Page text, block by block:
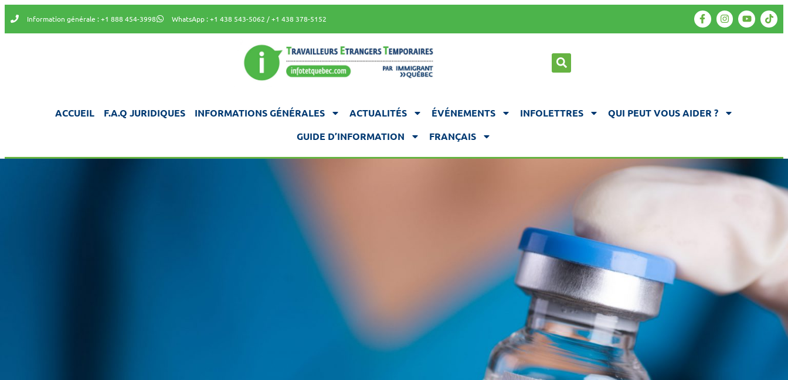
Information générale : +1 888 454-3998 WhatsApp : +1 438 543-5062 / +1 438 378-5152
ACCUEIL F.A.Q JURIDIQUES INFORMATIONS GÉNÉRALES ACTUALITÉS ÉVÉNEMENTS INFOLETTRES
QUI PEUT VOUS AIDER ?
GUIDE D’INFORMATION
FRANÇAIS